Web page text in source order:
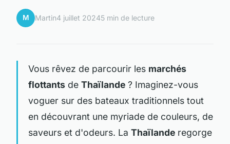
M Martin4 juillet 20245 min de lecture
Vous rêvez de parcourir les marchés
flottants de Thaïlande ? Imaginez-vous
voguer sur des bateaux traditionnels tout
en découvrant une myriade de couleurs, de
saveurs et d'odeurs. La Thaïlande regorge